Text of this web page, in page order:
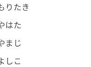
りたき
はた
まじ
しこ